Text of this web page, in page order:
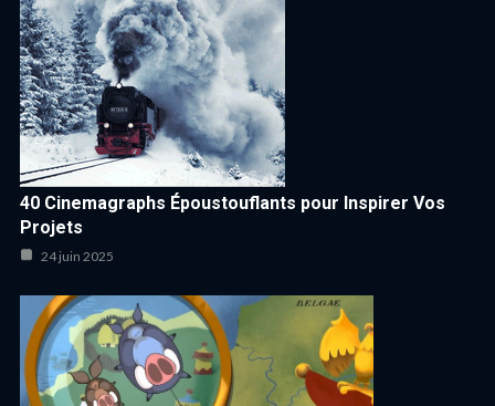
40 Cinemagraphs Époustouflants pour Inspirer Vos
Projets
24 juin 2025